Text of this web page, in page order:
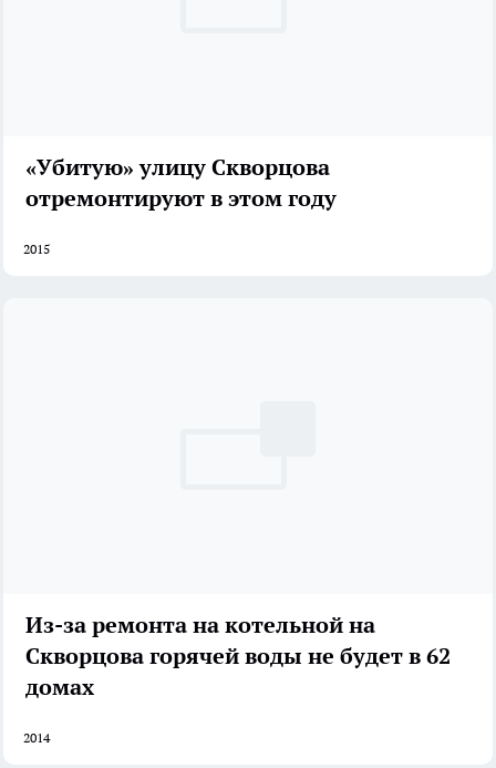
«Убитую» улицу Скворцова
отремонтируют в этом году
2015
Из-за ремонта на котельной на
Скворцова горячей воды не будет в 62
домах
2014